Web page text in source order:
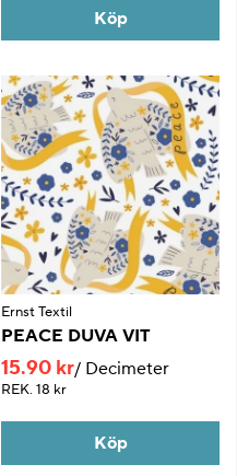
Köp
Ernst Textil
PEACE DUVA VIT
15.90 kr Decimeter
REK. 18 kr
Köp